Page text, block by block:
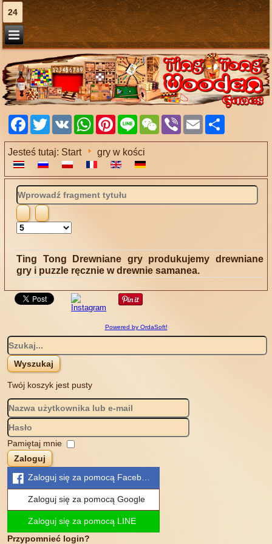
24
Facebook
TwitterVK WhatsApp
Pinterest
Line WeChatViber Email
Jesteś tutaj: Start gry w kości
Wprowadź
fragment
tytułu
Pokaż
Ting Tong Drewniane gry produkujemy drewniane
gry i puzzle ręcznie w drewnie samanea.
Powered by OrdaSoft!
Twój koszyk jest pusty
Pamiętaj mnie
Zaloguj
Zaloguj się za pomocą Facebook
Zaloguj się za pomocą Google
Zaloguj się za pomocą LINE
Przypomnieć login?